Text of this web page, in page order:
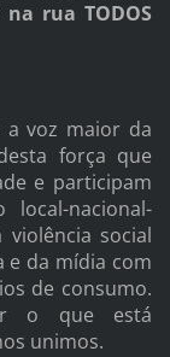
rua TODOS
a voz maior da
força que
e participam
nacional-
social
e da mídia com
de consumo.
o que está
unimos.